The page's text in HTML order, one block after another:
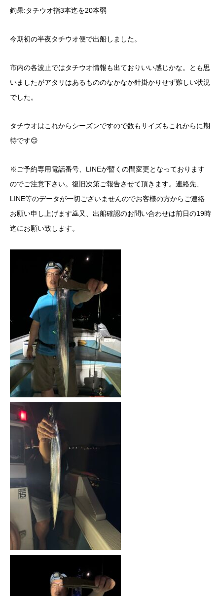
釣果:タチウオ指3本迄を20本弱
今期初の半夜タチウオ便で出船しました。
市内の各波止ではタチウオ情報も出ておりいい感じかな。とも思
いましたがアタリはあるもののなかなか針掛かりせず難しい状況
でした。
タチウオはこれからシーズンですので数もサイズもこれからに期
待です😊
※ご予約専用電話番号、LINEが暫くの間変更となっております
のでご注意下さい。復旧次第ご報告させて頂きます。連絡先、
LINE等のデータが一切ございませんのでお客様の方からご連絡
お願い申し上げます🙇又、出船確認のお問い合わせは前日の19時
迄にお願い致します。